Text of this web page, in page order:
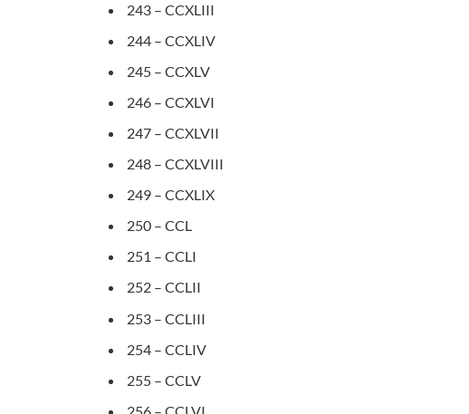
243 – CCXLIII
244 – CCXLIV
245 – CCXLV
246 – CCXLVI
247 – CCXLVII
248 – CCXLVIII
249 – CCXLIX
250 – CCL
251 – CCLI
252 – CCLII
253 – CCLIII
254 – CCLIV
255 – CCLV
256 – CCLVI